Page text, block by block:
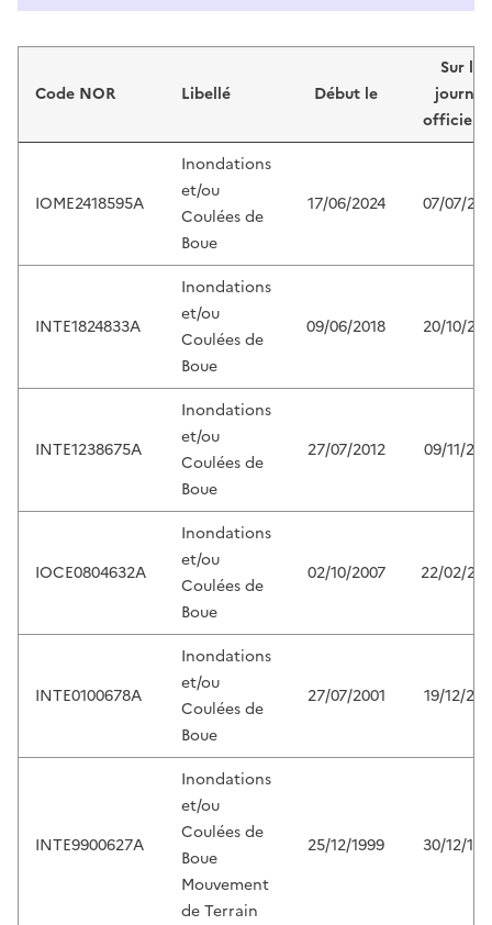
Code NOR Libellé Début le
Sur le
journal
officiel
IOME2418595A
Inondations
et/ou
Coulées de
Boue
17/06/2024 07/07/
INTE1824833A
Inondations
et/ou
Coulées de
Boue
09/06/2018 20/10/
INTE1238675A
Inondations
et/ou
Coulées de
Boue
27/07/2012 09/11/
IOCE0804632A
Inondations
et/ou
Coulées de
Boue
02/10/2007 22/02/
INTE0100678A
Inondations
et/ou
Coulées de
Boue
27/07/2001 19/12/
INTE9900627A
Inondations
et/ou
Coulées de
Boue
Mouvement
de Terrain
25/12/1999 30/12/